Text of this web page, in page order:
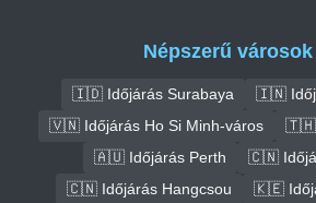
Népszerű
🇮🇩 Időjárás Surabaya
🇮🇳
🇻🇳 Időjárás Ho Si Minh-város
🇹🇭
🇦🇺 Időjárás Perth
🇨🇳
🇨🇳 Időjárás Hangcsou
🇰🇪